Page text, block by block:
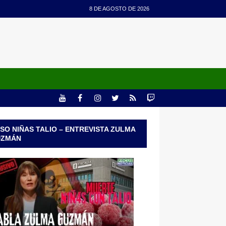
8 DE AGOSTO DE 2026
NIÑAS TALIO – ENTREVISTA ZULMA